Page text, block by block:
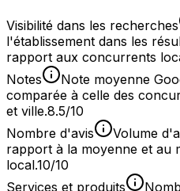
Visibilité dans les recherches
l'établissement dans les
rapport aux concurrents
Notes
Note moyenne
comparée à celle des
et ville.8.5/10
Nombre d'avis
Volume
rapport à la moyenne et au
local.10/10
Services et produits